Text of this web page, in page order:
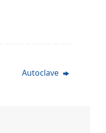
Autoclave